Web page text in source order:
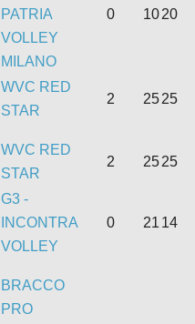
PATRIA
VOLLEY
MILANO
0 1020
WVC RED
STAR
2 2525
WVC RED
STAR
2 2525
G3 -
INCONTRA
VOLLEY
0 21 14
BRACCO
PRO